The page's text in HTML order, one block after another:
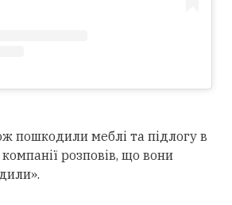
пошкодили меблі та підлогу в
розповів, що вони